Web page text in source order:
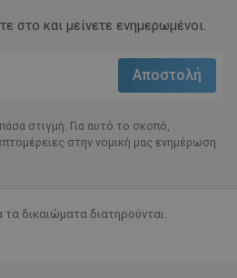
στο και μείνετε ενημερωμένοι.
στιγμή. Για αυτό το σκοπό,
στην νομική μας ενημέρωση.
δικαιώματα διατηρούνται.